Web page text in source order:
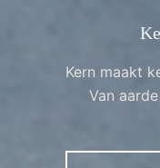
Kern maakt
Van